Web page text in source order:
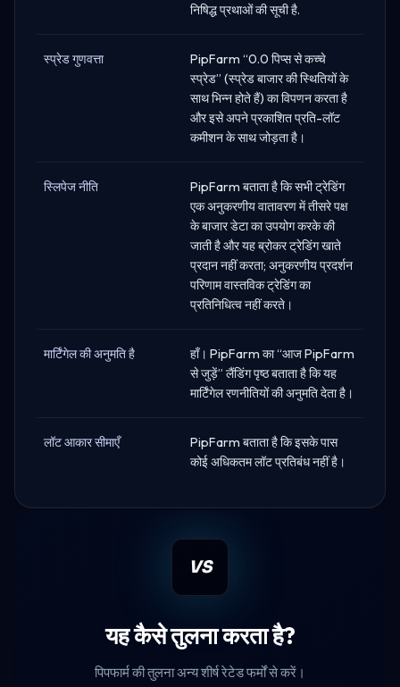
निषिद्ध प्रथाओं की सूची है.
स्प्रेड गुणवत्ता
PipFarm “0.0 पिप्स से कच्चे
स्प्रेड” (स्प्रेड बाजार की स्थितियों के
साथ भिन्न होते हैं) का विपणन करता है
और इसे अपने प्रकाशित प्रति-लॉट
कमीशन के साथ जोड़ता है।
स्लिपेज नीति
PipFarm बताता है कि सभी ट्रेडिंग
एक अनुकरणीय वातावरण में तीसरे पक्ष
के बाजार डेटा का उपयोग करके की
जाती है और यह ब्रोकर ट्रेडिंग खाते
प्रदान नहीं करता; अनुकरणीय प्रदर्शन
परिणाम वास्तविक ट्रेडिंग का
प्रतिनिधित्व नहीं करते।
मार्टिंगेल की अनुमति है
हाँ। PipFarm का “आज PipFarm
से जुड़ें” लैंडिंग पृष्ठ बताता है कि यह
मार्टिंगेल रणनीतियों की अनुमति देता है।
लॉट आकार सीमाएँ
PipFarm बताता है कि इसके पास
कोई अधिकतम लॉट प्रतिबंध नहीं है।
VS
यह कैसे तुलना करता है?
पिपफार्म की तुलना अन्य शीर्ष रेटेड फर्मों से करें।